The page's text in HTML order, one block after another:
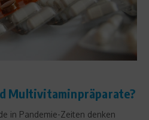
Multivitaminpräparate?
in Pandemie-Zeiten denken